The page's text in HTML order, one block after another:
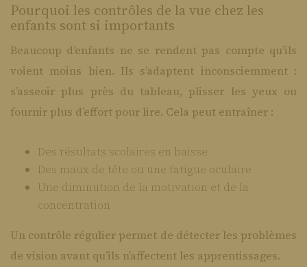
Pourquoi les contrôles de la vue chez les
enfants sont si importants
Beaucoup d’enfants ne se rendent pas compte qu’ils
voient moins bien. Ils s’adaptent inconsciemment :
s’asseoir plus près du tableau, plisser les yeux ou
fournir plus d’effort pour lire. Cela peut entraîner :
Des résultats scolaires en baisse
Des maux de tête ou une fatigue oculaire
Une diminution de la motivation et de la
concentration
Un contrôle régulier permet de détecter les problèmes
de vision avant qu’ils n’affectent les apprentissages.